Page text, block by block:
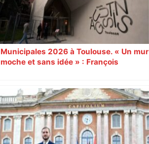
Municipales 2026 à Toulouse. « Un mur
moche et sans idée » : François
Augustins